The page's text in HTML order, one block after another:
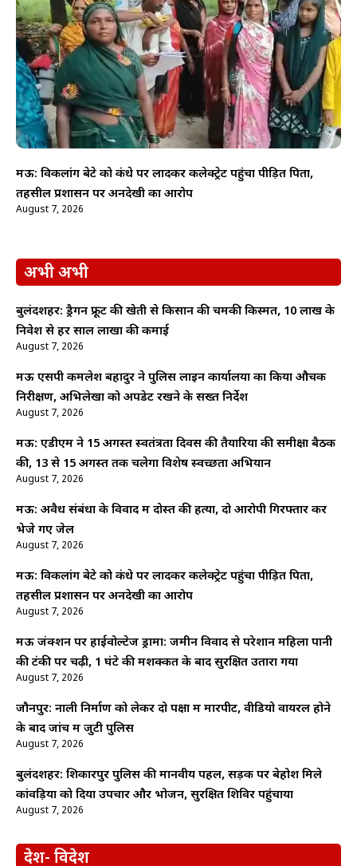
मऊ: विकलांग बेटे को कंधे पर लादकर कलेक्ट्रेट पहुंचा पीड़ित पिता,
तहसील प्रशासन पर अनदेखी का आरोप
August 7, 2026
अभी अभी
बुलंदशहर: ड्रैगन फ्रूट की खेती से किसान की चमकी किस्मत, 10 लाख के
निवेश से हर साल लाखों की कमाई
August 7, 2026
मऊ एसपी कमलेश बहादुर ने पुलिस लाइन कार्यालयों का किया औचक
निरीक्षण, अभिलेखों को अपडेट रखने के सख्त निर्देश
August 7, 2026
मऊ: एडीएम ने 15 अगस्त स्वतंत्रता दिवस की तैयारियों की समीक्षा बैठक
की, 13 से 15 अगस्त तक चलेगा विशेष स्वच्छता अभियान
August 7, 2026
मऊ: अवैध संबंधों के विवाद में दोस्त की हत्या, दो आरोपी गिरफ्तार कर
भेजे गए जेल
August 7, 2026
मऊ: विकलांग बेटे को कंधे पर लादकर कलेक्ट्रेट पहुंचा पीड़ित पिता,
तहसील प्रशासन पर अनदेखी का आरोप
August 7, 2026
मऊ जंक्शन पर हाईवोल्टेज ड्रामा: जमीन विवाद से परेशान महिला पानी
की टंकी पर चढ़ी, 1 घंटे की मशक्कत के बाद सुरक्षित उतारा गया
August 7, 2026
जौनपुर: नाली निर्माण को लेकर दो पक्षों में मारपीट, वीडियो वायरल होने
के बाद जांच में जुटी पुलिस
August 7, 2026
बुलंदशहर: शिकारपुर पुलिस की मानवीय पहल, सड़क पर बेहोश मिले
कांवड़िया को दिया उपचार और भोजन, सुरक्षित शिविर पहुंचाया
August 7, 2026
देश- विदेश